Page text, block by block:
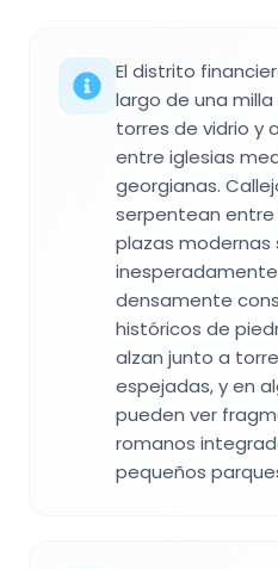
El distrito
largo de una
torres de vidrio y
entre iglesias
georgianas.
serpentean entre
plazas modernas
densamente
históricos de
alzan junto a
espejadas, y en
pueden ver
romanos
pequeños